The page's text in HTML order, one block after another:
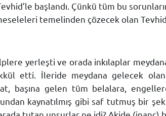
başlandı. Çünkü tüm bu
temelinden çözecek olan Tevhid
yerleşti ve orada inkılaplar
etti. İleride meydana gelecek
başına gelen tüm belalara,
kaynatılmış gibi saf tutmuş bir